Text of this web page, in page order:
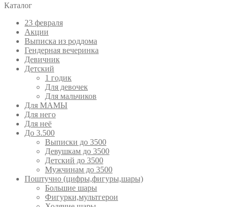
Каталог
23 февраля
Акции
Выписка из роддома
Гендерная вечеринка
Девичник
Детский
1 годик
Для девочек
Для мальчиков
Для МАМЫ
Для него
Для неё
До 3.500
Выписки до 3500
Девушкам до 3500
Детский до 3500
Мужчинам до 3500
Поштучно (цифры,фигуры,шары)
Большие шары
Фигурки,мультгерои